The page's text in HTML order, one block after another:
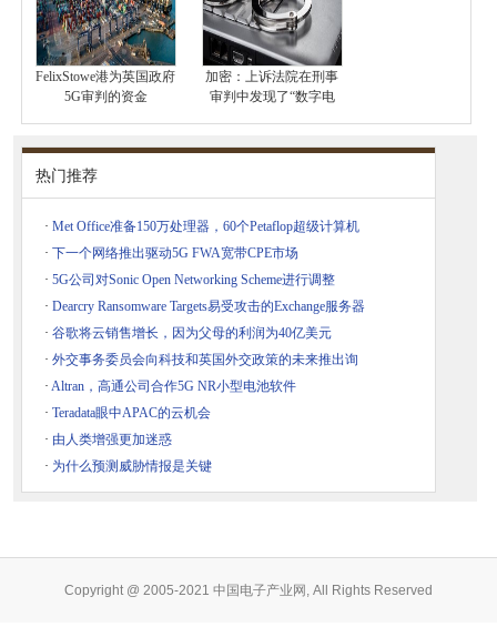
FelixStowe港为英国政府
5G审判的资金
加密：上诉法院在刑事
审判中发现了“数字电
热门推荐
· Met Office准备150万处理器，60个Petaflop超级计算机
· 下一个网络推出驱动5G FWA宽带CPE市场
· 5G公司对Sonic Open Networking Scheme进行调整
· Dearcry Ransomware Targets易受攻击的Exchange服务器
· 谷歌将云销售增长，因为父母的利润为40亿美元
· 外交事务委员会向科技和英国外交政策的未来推出询
· Altran，高通公司合作5G NR小型电池软件
· Teradata眼中APAC的云机会
· 由人类增强更加迷惑
· 为什么预测威胁情报是关键
Copyright @ 2005-2021 中国电子产业网, All Rights Reserved